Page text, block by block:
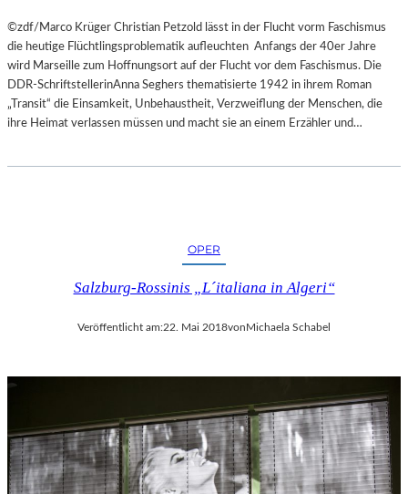
©zdf/Marco Krüger Christian Petzold lässt in der Flucht vorm Faschismus
die heutige Flüchtlingsproblematik aufleuchten Anfangs der 40er Jahre
wird Marseille zum Hoffnungsort auf der Flucht vor dem Faschismus. Die
DDR-SchriftstellerinAnna Seghers thematisierte 1942 in ihrem Roman
„Transit“ die Einsamkeit, Unbehaustheit, Verzweiflung der Menschen, die
ihre Heimat verlassen müssen und macht sie an einem Erzähler und…
OPER
Salzburg-Rossinis „L´italiana in Algeri“
Veröffentlicht am:22. Mai 2018vonMichaela Schabel